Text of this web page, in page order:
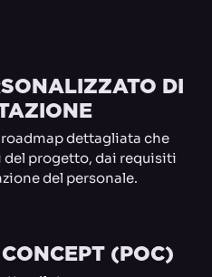
DI
dettagliata che
del progetto, dai requisiti
del personale.
(POC)